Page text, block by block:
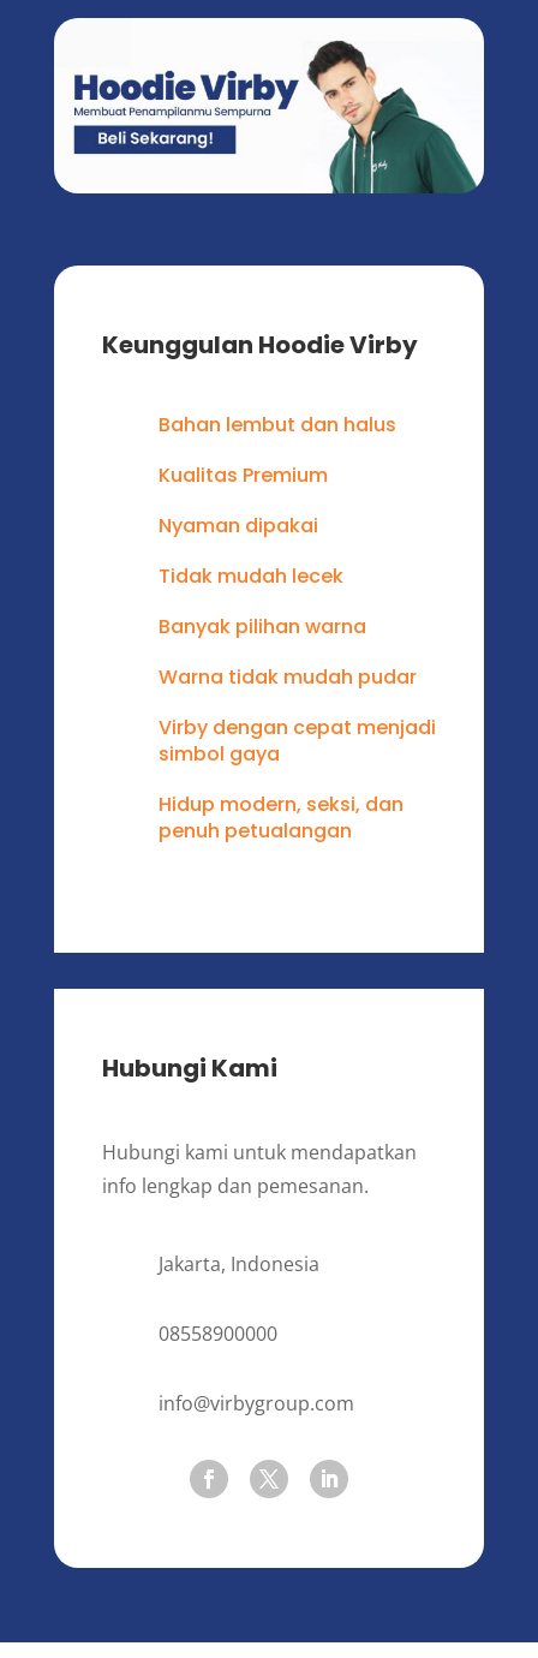
Keunggulan Hoodie Virby
Bahan lembut dan halus
Kualitas Premium
Nyaman dipakai
Tidak mudah lecek
Banyak pilihan warna
Warna tidak mudah pudar
Virby dengan cepat menjadi
simbol gaya
Hidup modern, seksi, dan
penuh petualangan
Hubungi Kami
Hubungi kami untuk mendapatkan
info lengkap dan pemesanan.
Jakarta, Indonesia
08558900000
info@virbygroup.com